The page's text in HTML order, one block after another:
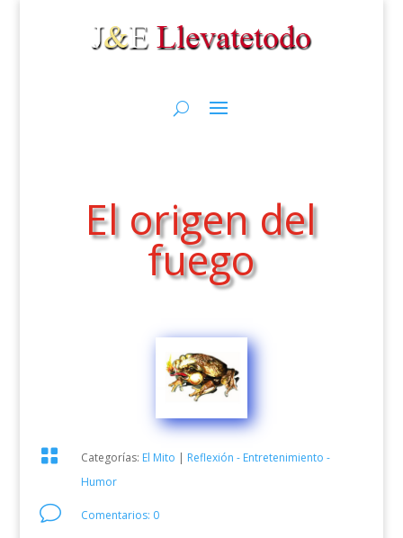
El origen del
fuego
 Categorías: El Mito
Reflexión - Entretenimiento -
Humor
v Comentarios: 0